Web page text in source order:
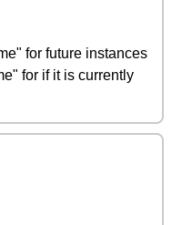
for future instances
for if it is currently